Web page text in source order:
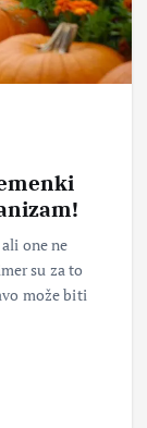
one ne
su za to
može biti